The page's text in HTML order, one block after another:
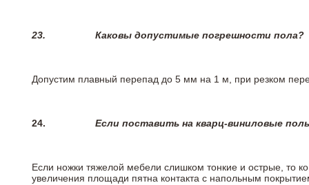
23. Каковы допустимые погрешности пола?
Допустим плавный перепад до 5 мм на 1 м, при резком
24. Если поставить на кварц-виниловые
Если ножки тяжелой мебели слишком тонкие и острые, то
увеличения площади пятна контакта с напольным